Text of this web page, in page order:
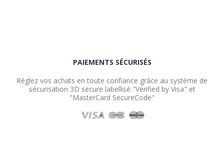
PAIEMENTS SÉCURISÉS
Réglez vos achats en toute confiance grâce au système de
sécurisation 3D secure labellisé "Verified by Visa" et
"MasterCard SecureCode"